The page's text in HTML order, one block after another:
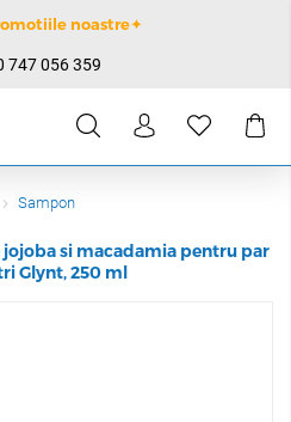
noastre✦
747 056 359
Sampon
si macadamia pentru par
Glynt, 250 ml